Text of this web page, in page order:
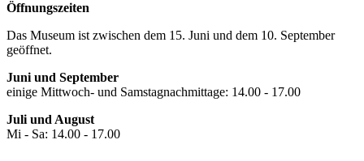
Öffnungszeiten
Das Museum ist zwischen dem 15. Juni und dem 10. September
geöffnet.
Juni und September
einige Mittwoch- und Samstagnachmittage: 14.00 - 17.00
Juli und August
Mi - Sa: 14.00 - 17.00